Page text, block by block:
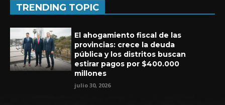
TRENDING TOPIC
El ahogamiento fiscal de las
provincias: crece la deuda
pública y los distritos buscan
estirar pagos por $400.000
millones
julio 30, 2026